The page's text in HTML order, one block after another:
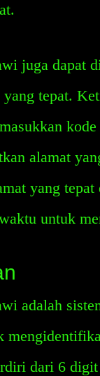
juga dapat
tepat.
alamat
yang
untuk
adalah
dari 6 digit